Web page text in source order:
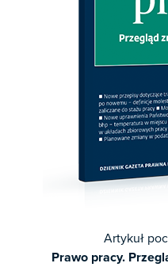
Artykuł
Prawo pracy.